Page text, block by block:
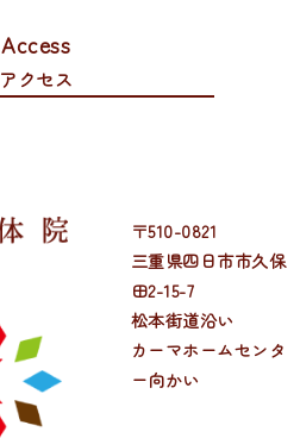
Access
アクセス
〒510-0821
三重県四日市市久保
田2-15-7
松本街道沿い
カーマホームセンタ
ー向かい